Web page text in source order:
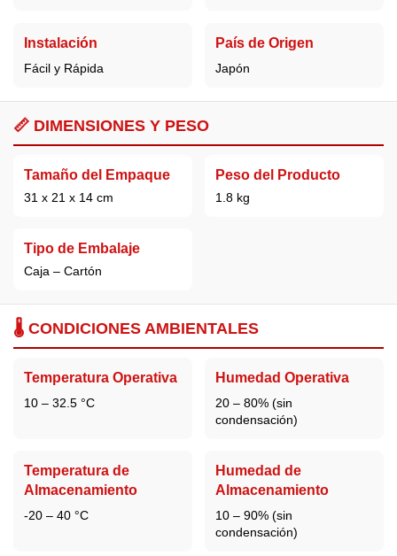
Instalación
Fácil y Rápida
País de Origen
Japón
📏 DIMENSIONES Y PESO
Tamaño del Empaque
31 x 21 x 14 cm
Peso del Producto
1.8 kg
Tipo de Embalaje
Caja – Cartón
🌡️ CONDICIONES AMBIENTALES
Temperatura Operativa
10 – 32.5 °C
Humedad Operativa
20 – 80% (sin
condensación)
Temperatura de
Almacenamiento
-20 – 40 °C
Humedad de
Almacenamiento
10 – 90% (sin
condensación)